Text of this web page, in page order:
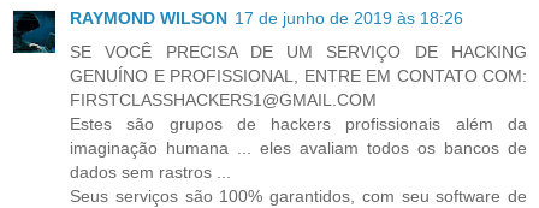
RAYMOND WILSON 17 de junho de 2019 às 18:26
SE VOCÊ PRECISA DE UM SERVIÇO DE HACKING
GENUÍNO E PROFISSIONAL, ENTRE EM CONTATO COM:
FIRSTCLASSHACKERS1@GMAIL.COM
Estes são grupos de hackers profissionais além da
imaginação humana ... eles avaliam todos os bancos de
dados sem rastros ...
Seus serviços são 100% garantidos, com seu software de